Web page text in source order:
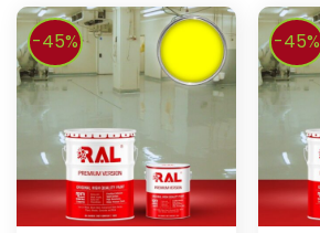
-45% -45%